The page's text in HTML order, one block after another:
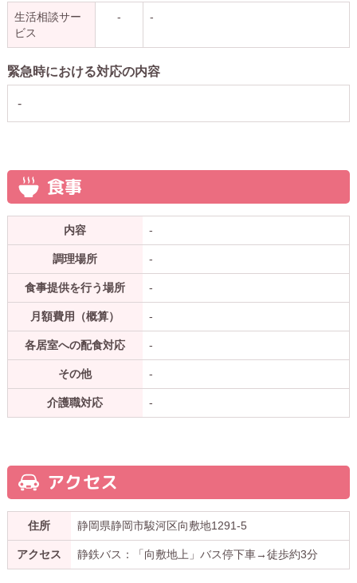
生活相談サー
ビス
- -
緊急時における対応の内容
-
食事
内容 -
調理場所 -
食事提供を行う場所 -
月額費用（概算） -
各居室への配食対応 -
その他 -
介護職対応 -
アクセス
住所 静岡県静岡市駿河区向敷地1291-5
アクセス 静鉄バス：「向敷地上」バス停下車→徒歩約3分